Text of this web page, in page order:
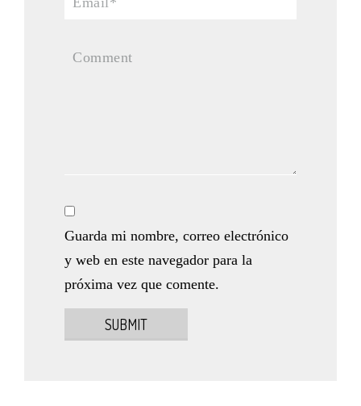
Guarda mi nombre, correo electrónico
y web en este navegador para la
próxima vez que comente.